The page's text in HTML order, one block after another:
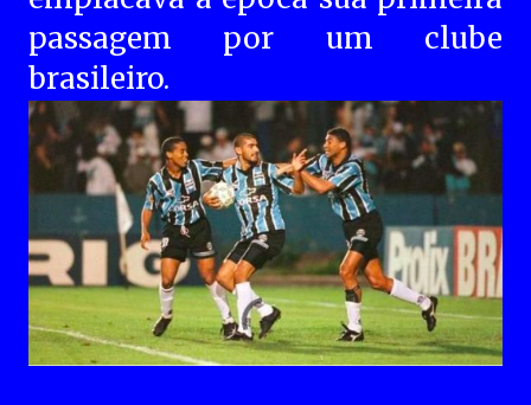
passagem por um clube
brasileiro.